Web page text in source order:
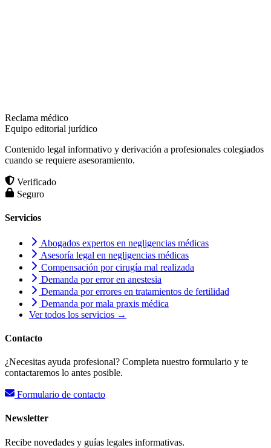
Reclama médico
Equipo editorial jurídico
Contenido legal informativo y derivación a profesionales colegiados
cuando se requiere asesoramiento.
Verificado
Seguro
Servicios
Abogados expertos en negligencias médicas
Asesoría legal en negligencias médicas
Compensación por cirugía mal realizada
Demanda por error en anestesia
Demanda por errores en tratamientos de fertilidad
Demanda por mala praxis médica
Ver todos los servicios →
Contacto
¿Necesitas ayuda profesional? Completa nuestro formulario y te
contactaremos lo antes posible.
Formulario de contacto
Newsletter
Recibe novedades y guías legales informativas.